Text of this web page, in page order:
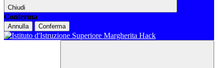
Chiudi
Conferma
Annulla Conferma